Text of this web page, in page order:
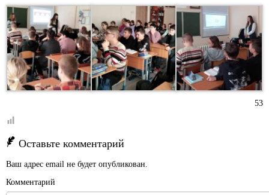
53
Оставьте комментарий
Ваш адрес email не будет опубликован.
Комментарий